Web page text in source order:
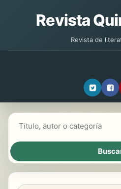
Revista
Revista de